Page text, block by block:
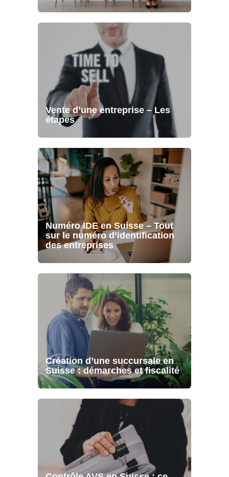
Vente d’une entreprise – Les
étapes
Numéro IDE en Suisse – Tout
sur le numéro d’identification
des entreprises
Création d’une succursale en
Suisse : démarches et fiscalité